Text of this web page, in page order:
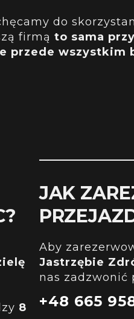
do
firmą to sama
przede wszystkim
8
JAK
Aby
Jastrzębie
nas zadzwonić
+48 665